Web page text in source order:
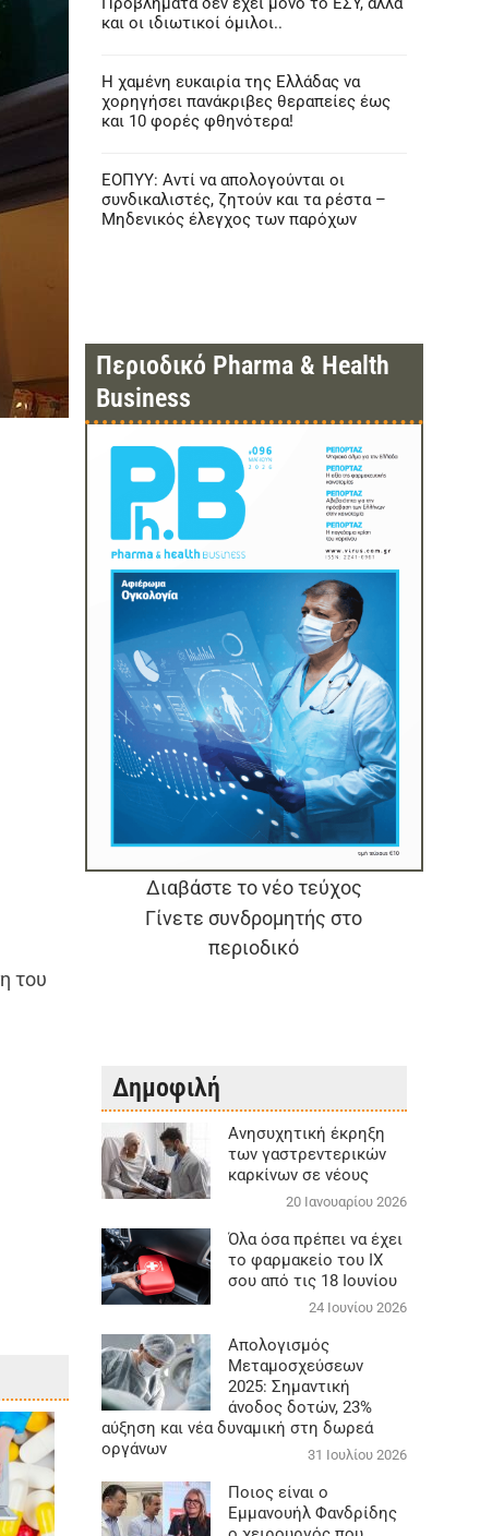
του
και οι ιδιωτικοί όμιλοι..
Η χαμένη ευκαιρία της Ελλάδας να
χορηγήσει πανάκριβες θεραπείες έως
και 10 φορές φθηνότερα!
ΕΟΠΥΥ: Αντί να απολογούνται οι
συνδικαλιστές, ζητούν και τα ρέστα –
Μηδενικός έλεγχος των παρόχων
Περιοδικό Pharma & Health
Business
Διαβάστε το νέο τεύχος
Γίνετε συνδρομητής στο
περιοδικό
Δημοφιλή
Aνησυχητική έκρηξη
των γαστρεντερικών
καρκίνων σε νέους
20 Ιανουαρίου 2026
Όλα όσα πρέπει να έχει
το φαρμακείο του ΙΧ
σου από τις 18 Ιουνίου
24 Ιουνίου 2026
Απολογισμός
Μεταμοσχεύσεων
2025: Σημαντική
άνοδος δοτών, 23%
αύξηση και νέα δυναμική στη δωρεά
οργάνων
31 Ιουλίου 2026
Ποιος είναι ο
Εμμανουήλ Φανδρίδης